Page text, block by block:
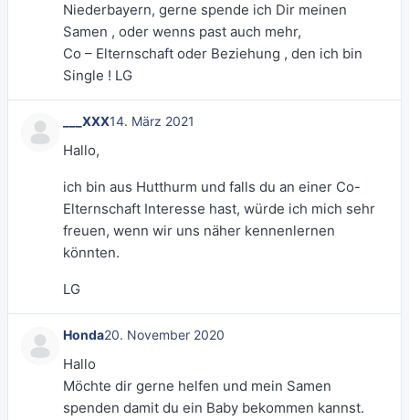
Niederbayern, gerne spende ich Dir meinen
Samen , oder wenns past auch mehr,
Co – Elternschaft oder Beziehung , den ich bin
Single ! LG
___XXX14. März 2021
Hallo,
ich bin aus Hutthurm und falls du an einer Co-
Elternschaft Interesse hast, würde ich mich sehr
freuen, wenn wir uns näher kennenlernen
könnten.
LG
Honda20. November 2020
Hallo
Möchte dir gerne helfen und mein Samen
spenden damit du ein Baby bekommen kannst.